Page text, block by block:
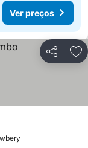
Ver preços
Partilhar